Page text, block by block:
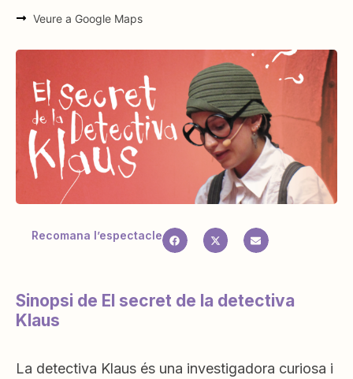
Veure a Google Maps
Recomana l’espectacle
Sinopsi de El secret de la detectiva
Klaus
La detectiva Klaus és una investigadora curiosa i